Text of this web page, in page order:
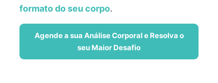
formato do seu corpo.
Agende a sua Análise Corporal e Resolva o
seu Maior Desafio